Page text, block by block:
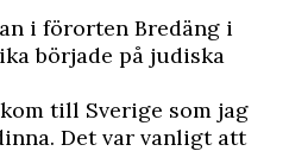
i förorten Bredäng i
började på judiska
till Sverige som jag
Det var vanligt att